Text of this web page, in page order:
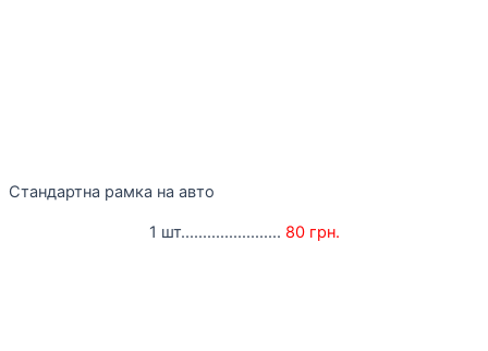
Стандартна рамка на авто
1 шт....................... 80 грн.